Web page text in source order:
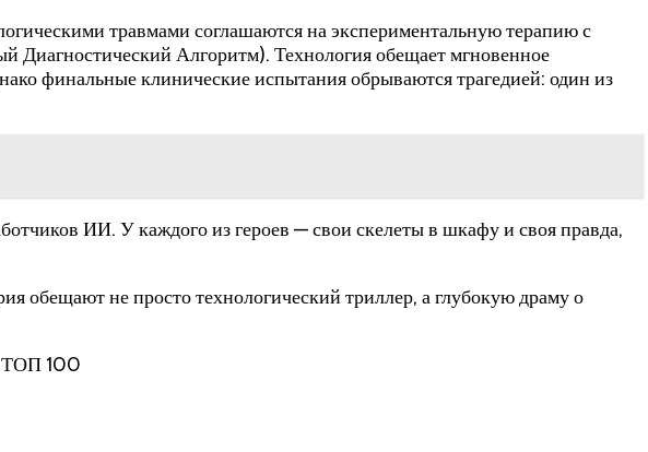
травмами соглашаются на экспериментальную терапию с
Алгоритм). Технология обещает мгновенное
финальные клинические испытания обрываются трагедией: один из
ИИ. У каждого из героев — свои скелеты в шкафу и своя правда,
не просто технологический триллер, а глубокую драму о
ТОП 100